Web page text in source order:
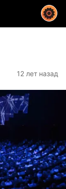
12 лет назад